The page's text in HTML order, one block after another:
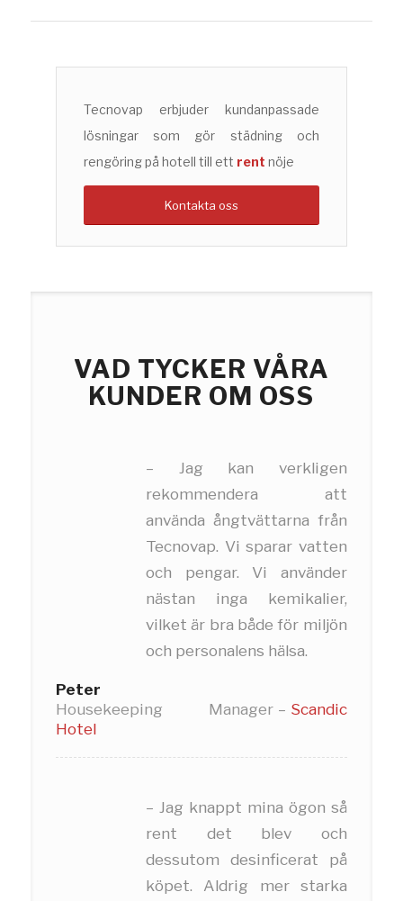
Tecnovap erbjuder kundanpassade
lösningar som gör städning och
rengöring på hotell till ett rent nöje
Kontakta oss
VAD TYCKER VÅRA
KUNDER OM OSS
– Jag kan verkligen
rekommendera att
använda ångtvättarna från
Tecnovap. Vi sparar vatten
och pengar. Vi använder
nästan inga kemikalier,
vilket är bra både för miljön
och personalens hälsa.
Peter
Housekeeping Manager – Scandic
Hotel
– Jag knappt mina ögon så
rent det blev och
dessutom desinficerat på
köpet. Aldrig mer starka